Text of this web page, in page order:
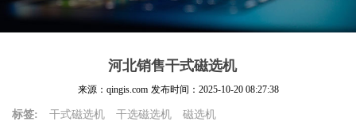
河北销售干式磁选机
来源：qingis.com 发布时间： 2025-10-20 08:27:38
标签: 干式磁选机 干选磁选机 磁选机